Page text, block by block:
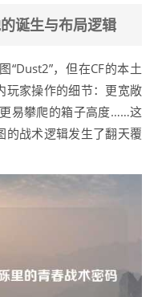
诞生与布局逻辑
“Dust2”，但在CF的本土
玩家操作的细节：更宽敞
易攀爬的箱子高度……这
的战术逻辑发生了翻天覆